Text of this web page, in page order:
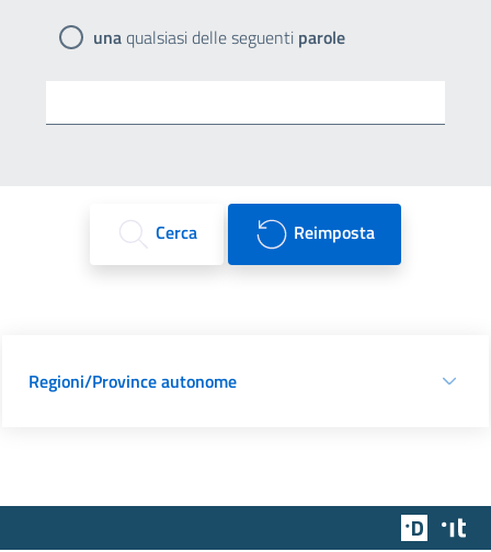
unaqualsiasi delle seguenti parole
Cerca Reimposta
Regioni/Province autonome
Team